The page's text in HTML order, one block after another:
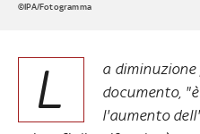
©IPA/Fotogramma
L
a diminuzione
documento,
l'aumento